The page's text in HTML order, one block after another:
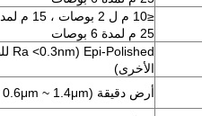
25 م لمدة 6 بوصات
الأخرى)
أرض دقيقة (Ra = 0.6μm ~ 1.4μm) أو مصقول Epi